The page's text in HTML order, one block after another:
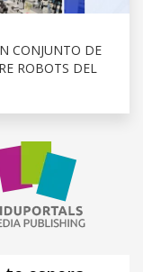
CONJUNTO DE
ROBOTS DEL